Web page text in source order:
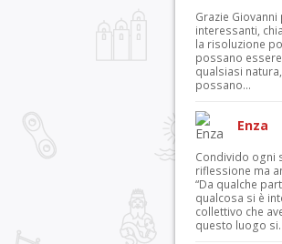
Grazie
interessanti,
la risoluzione
possano
qualsiasi
possano...
Enza
Condivido ogni
riflessione ma
“Da qualche
qualcosa si è
collettivo che
questo luogo